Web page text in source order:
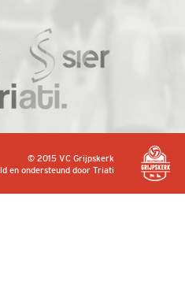
© 2015 VC Grijpskerk
en ondersteund doorTriati